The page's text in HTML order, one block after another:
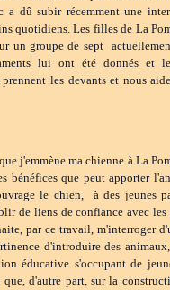
dû subir récemment une
quotidiens. Les filles de La
un groupe de sept
lui ont été donnés et
les devants et nous
j'emmène ma chienne à La
bénéfices que peut apporter
le chien, à des jeunes
de liens de confiance avec les
par ce travail, m'interroger
d'introduire des
éducative s'occupant de
d'autre part, sur la